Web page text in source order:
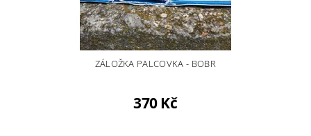
ZÁLOŽKA PALCOVKA - BOBR
370 Kč